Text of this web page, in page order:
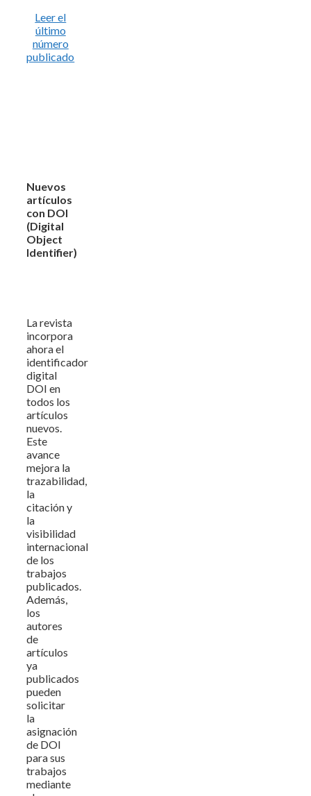
Leer el
último
número
publicado
Nuevos
artículos
con DOI
(Digital
Object
Identifier)
La revista
incorpora
ahora el
identificador
digital
DOI en
todos los
artículos
nuevos.
Este
avance
mejora la
trazabilidad,
la
citación y
la
visibilidad
internacional
de los
trabajos
publicados.
Además,
los
autores
de
artículos
ya
publicados
pueden
solicitar
la
asignación
de DOI
para sus
trabajos
mediante